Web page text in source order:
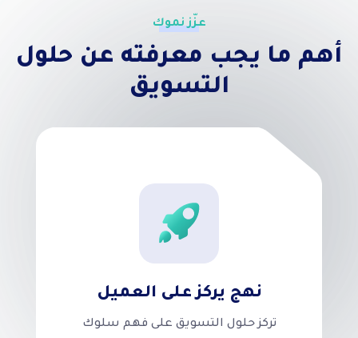
عزّز نموك
أهم ما يجب معرفته عن حلول
التسويق
نهج يركز على العميل
تركز حلول التسويق على فهم سلوك